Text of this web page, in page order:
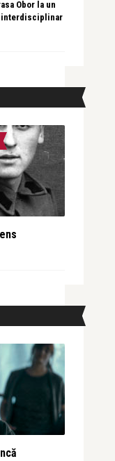
Obor la un